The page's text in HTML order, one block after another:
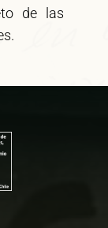
de las